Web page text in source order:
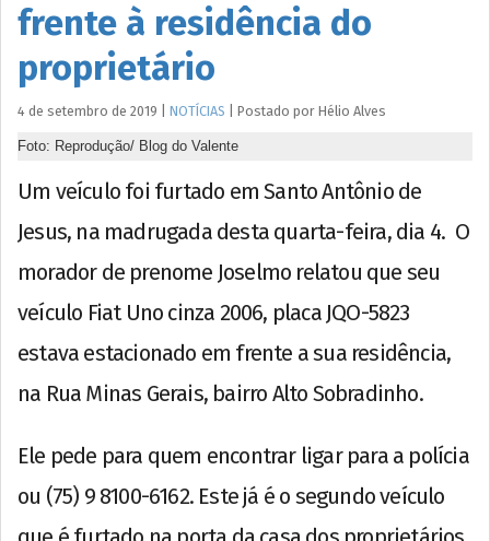
frente à residência do
proprietário
4 de setembro de 2019 NOTÍCIAS Postado por Hélio Alves
Foto: Reprodução/ Blog do Valente
Um veículo foi furtado em Santo Antônio de
Jesus, na madrugada desta quarta-feira, dia 4. O
morador de prenome Joselmo relatou que seu
veículo Fiat Uno cinza 2006, placa JQO-5823
estava estacionado em frente a sua residência,
na Rua Minas Gerais, bairro Alto Sobradinho.
Ele pede para quem encontrar ligar para a polícia
ou (75) 9 8100-6162. Este já é o segundo veículo